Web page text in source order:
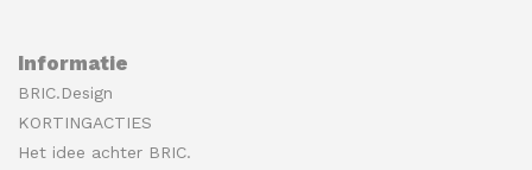
Informatie
BRIC.Design
KORTINGACTIES
Het idee achter BRIC.